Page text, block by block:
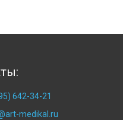
642-34-21
medikal.ru